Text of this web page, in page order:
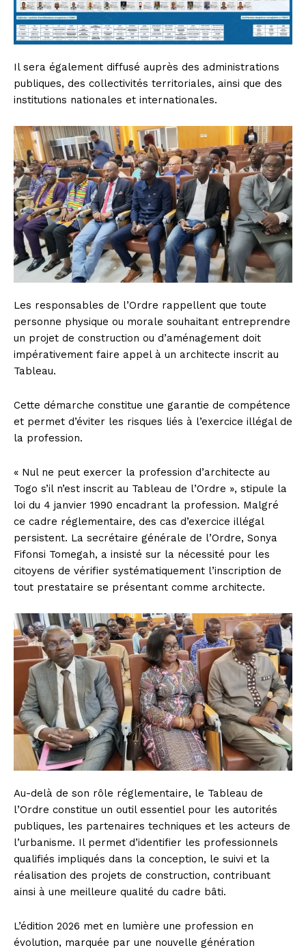
Il sera également diffusé auprès des administrations
publiques, des collectivités territoriales, ainsi que des
institutions nationales et internationales.
Les responsables de l’Ordre rappellent que toute
personne physique ou morale souhaitant entreprendre
un projet de construction ou d’aménagement doit
impérativement faire appel à un architecte inscrit au
Tableau.
Cette démarche constitue une garantie de compétence
et permet d’éviter les risques liés à l’exercice illégal de
la profession.
« Nul ne peut exercer la profession d’architecte au
Togo s’il n’est inscrit au Tableau de l’Ordre », stipule la
loi du 4 janvier 1990 encadrant la profession. Malgré
ce cadre réglementaire, des cas d’exercice illégal
persistent. La secrétaire générale de l’Ordre, Sonya
Fifonsi Tomegah, a insisté sur la nécessité pour les
citoyens de vérifier systématiquement l’inscription de
tout prestataire se présentant comme architecte.
Au-delà de son rôle réglementaire, le Tableau de
l’Ordre constitue un outil essentiel pour les autorités
publiques, les partenaires techniques et les acteurs de
l’urbanisme. Il permet d’identifier les professionnels
qualifiés impliqués dans la conception, le suivi et la
réalisation des projets de construction, contribuant
ainsi à une meilleure qualité du cadre bâti.
L’édition 2026 met en lumière une profession en
évolution, marquée par une nouvelle génération